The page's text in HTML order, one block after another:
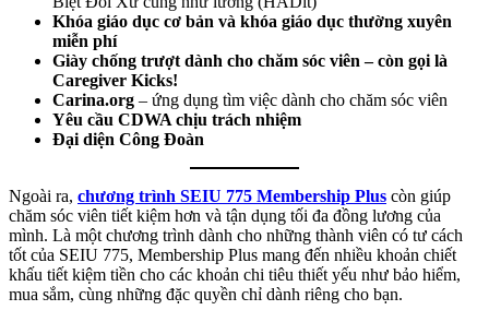
Khóa giáo dục cơ bản và khóa giáo dục thường xuyên
miễn phí
Giày chống trượt dành cho chăm sóc viên – còn gọi là
Caregiver Kicks!
Carina.org – ứng dụng tìm việc dành cho chăm sóc viên
Yêu cầu CDWA chịu trách nhiệm
Đại diện Công Đoàn
Ngoài ra, chương trình SEIU 775 Membership Plus còn giúp
chăm sóc viên tiết kiệm hơn và tận dụng tối đa đồng lương của
mình. Là một chương trình dành cho những thành viên có tư cách
tốt của SEIU 775, Membership Plus mang đến nhiều khoản chiết
khấu tiết kiệm tiền cho các khoản chi tiêu thiết yếu như bảo hiểm,
mua sắm, cùng những đặc quyền chỉ dành riêng cho bạn.